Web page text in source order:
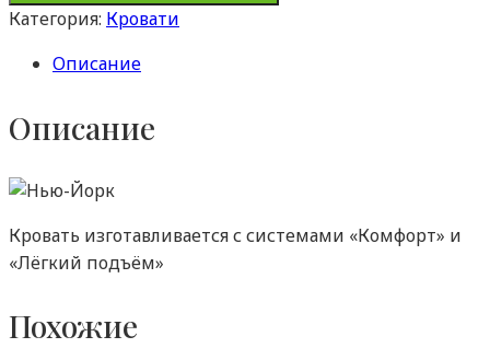
Категория: Кровати
Описание
Описание
Кровать изготавливается с системами «Комфорт» и
«Лёгкий подъём»
Похожие